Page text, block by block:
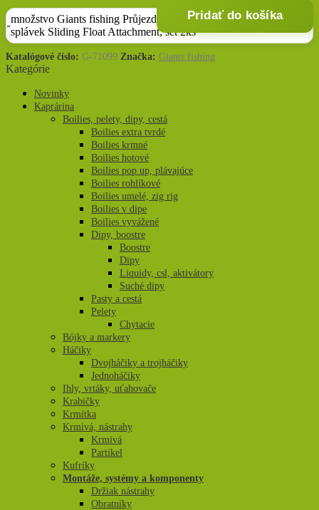
množstvo Giants fishing Průjezd s karabinkou na
splávek Sliding Float Attachment, set 2ks
Pridať do košíka
Katalógové číslo: G-71099 Značka: Giants fishing
Kategórie
Novinky
Kaprárina
Boilies, pelety, dipy, cestá
Boilies extra tvrdé
Boilies krmné
Boilies hotové
Boilies pop up, plávajúce
Boilies rohlíkové
Boilies umelé, zig rig
Boilies v dipe
Boilies vyvážené
Dipy, boostre
Boostre
Dipy
Liquidy, csl, aktivátory
Suché dipy
Pasty a cestá
Pelety
Chytacie
Bójky a markery
Háčiky
Dvojháčiky a trojháčiky
Jednoháčiky
Ihly, vrtáky, uťahovače
Krabičky
Krmítka
Krmivá, nástrahy
Krmivá
Partikel
Kufríky
Montáže, systémy a komponenty
Držiak nástrahy
Obratníky